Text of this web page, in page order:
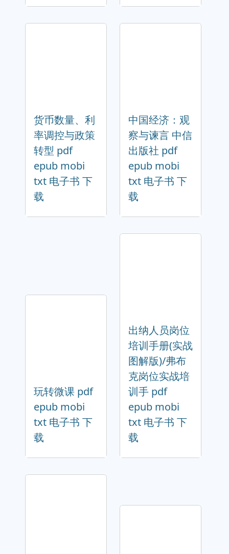
货币数量、利
率调控与政策
转型 pdf
epub mobi
txt 电子书 下
载
中国经济：观
察与谏言 中信
出版社 pdf
epub mobi
txt 电子书 下
载
玩转微课 pdf
epub mobi
txt 电子书 下
载
出纳人员岗位
培训手册(实战
图解版)/弗布
克岗位实战培
训手 pdf
epub mobi
txt 电子书 下
载